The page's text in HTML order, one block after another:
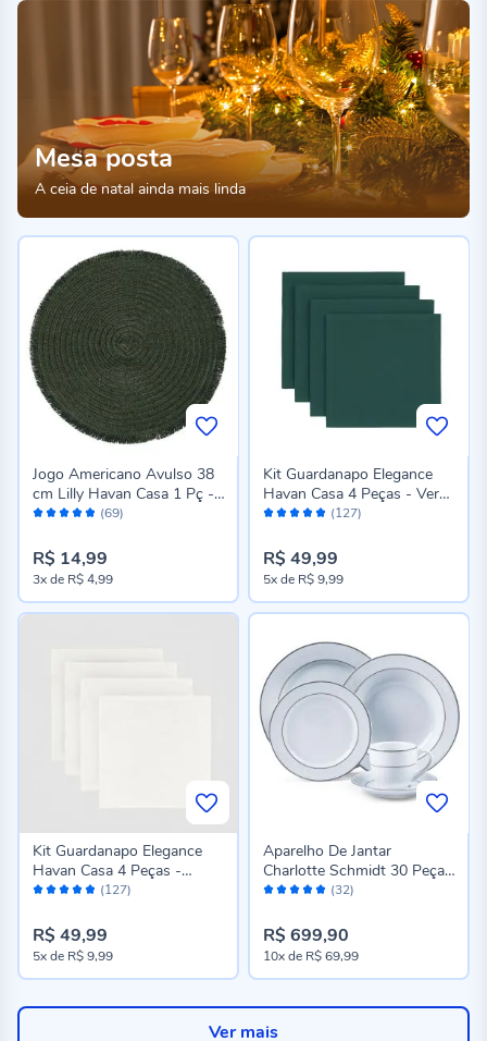
Mesa posta
A ceia de natal ainda mais linda
Avaliação: (69)
Jogo Americano Avulso 38
cm Lilly Havan Casa 1 Pç -
Verde
R$ 14,99
3xde R$ 4,99
Avaliação: (127)
Kit Guardanapo Elegance
Havan Casa 4 Peças - Verde
Pinheiro
R$ 49,99
5xde R$ 9,99
Avaliação: (127)
Kit Guardanapo Elegance
Havan Casa 4 Peças -
Branco
R$ 49,99
5xde R$ 9,99
Avaliação: (32)
Aparelho De Jantar
Charlotte Schmidt 30 Peças
- Porcelana
R$ 699,90
10xde R$ 69,99
Ver mais